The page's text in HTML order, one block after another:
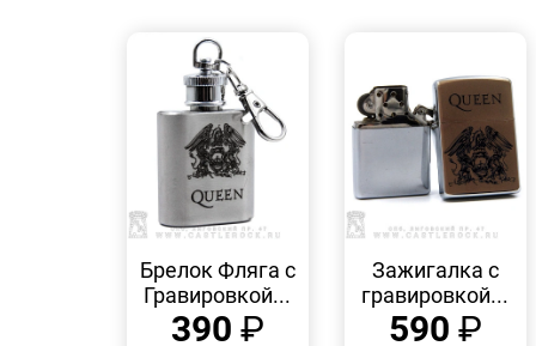
ПРОСМОТР
Брелок Фляга с
Гравировкой...
390 ₽
ПРОСМОТР
Зажигалка с
гравировкой...
590 ₽